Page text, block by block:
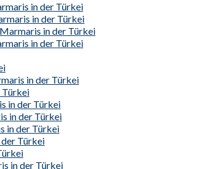
in der Türkei
in der Türkei
in der Türkei
in der Türkei
in der Türkei
Türkei
in der Türkei
in der Türkei
in der Türkei
Türkei
in der Türkei